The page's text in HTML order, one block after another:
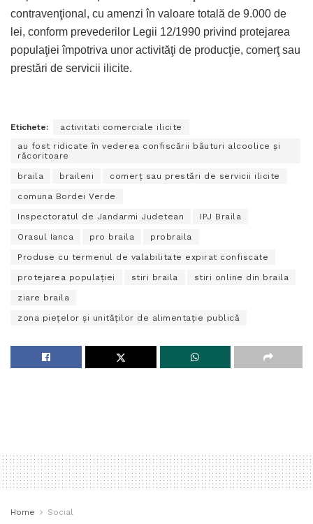
contravenţional, cu amenzi în valoare totală de 9.000 de
lei, conform prevederilor Legii 12/1990 privind protejarea
populaţiei împotriva unor activităţi de producţie, comerţ sau
prestări de servicii ilicite.
Etichete:
activitati comerciale ilicite
au fost ridicate în vederea confiscării băuturi alcoolice şi
răcoritoare
braila braileni comerţ sau prestări de servicii ilicite
comuna Bordei Verde
Inspectoratul de Jandarmi Judetean IPJ Braila
Orasul Ianca pro braila probraila
Produse cu termenul de valabilitate expirat confiscate
protejarea populaţiei stiri braila stiri online din braila
ziare braila
zona pieţelor şi unităţilor de alimentaţie publică
Home Social